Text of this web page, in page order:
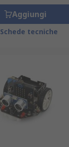
Aggiungi
Schede tecniche